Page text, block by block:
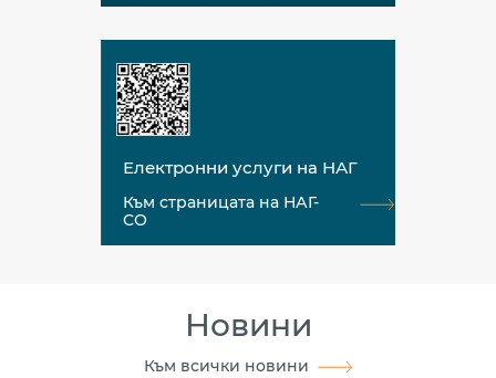
Електронни услуги на НАГ
Към страницата на НАГ-
СО
Новини
Към всички новини